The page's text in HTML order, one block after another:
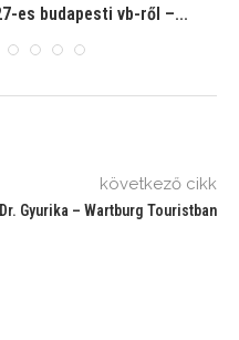
es budapesti vb-ről –...
következő cikk
Gyurika – Wartburg Touristban